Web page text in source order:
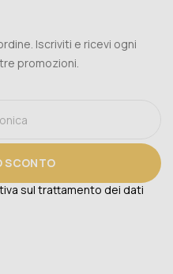
Iscriviti e ricevi ogni
promozioni.
SCONTO
sul trattamento dei dati